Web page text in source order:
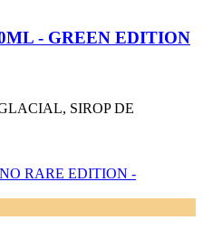
- GREEN EDITION
SIROP DE